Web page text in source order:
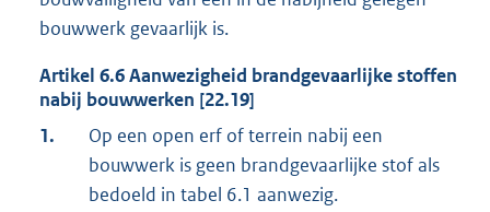
bouwwerk gevaarlijk is.
Artikel 6.6Aanwezigheid brandgevaarlijke stoffen
nabij bouwwerken [22.19]
1.
Op een open erf of terrein nabij een
bouwwerk is geen brandgevaarlijke stof als
bedoeld in tabel 6.1 aanwezig.